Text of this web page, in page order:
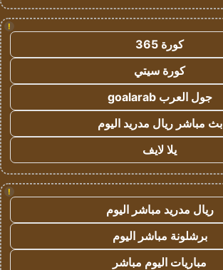
!
كورة 365
كورة سيتي
جول العرب goalarab
بث مباشر ريال مدريد اليوم
يلا لايف
!
ريال مدريد مباشر اليوم
برشلونة مباشر اليوم
مباريات اليوم مباشر